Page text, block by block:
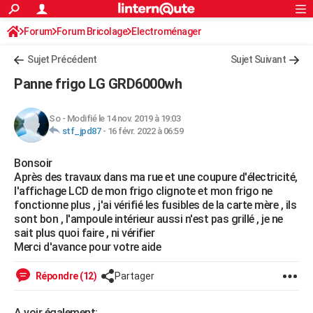
ACTUALITÉS
Politique
Société
Faits Divers
Education
Monde
Villes
+
Retraite
Impôts
Epargne
Immobilier
Risques naturels par ville
Banque
Assurance
Crédit
AUTO
HIGH-TECH
Mobiles
Meilleur smartphone
Internet
Ordinateurs
Jeux vidéo
Guide high-tech
+BRICOLAGE
Forum
Aménagement intérieur
Extérieur
Cuisine
Salle de bains
Jardinage
Rangement
WEEK-END
Guides de France
Escapades
Patrimoine
Expositions
Musées
Week-end nature
+LIFESTYLE
Art de vivre
Bien-être
Loisirs
Mode
Modes de vie
SANTE
S'inscrire
Connexion
Forum Forum Bricolage Electroménager
Sujet Précédent Sujet Suivant
Panne frigo LG GRD6000wh
So- Modifié le 14 nov. 2019 à 19:03
stf_jpd87- 16 févr. 2022 à 06:59
Bonsoir
Après des travaux dans ma rue et une coupure d'électricité,
l'affichage LCD de mon frigo clignote et mon frigo ne
fonctionne plus , j'ai vérifié les fusibles de la carte mère , ils
sont bon , l'ampoule intérieur aussi n'est pas grillé , je ne
sait plus quoi faire , ni vérifier
Merci d'avance pour votre aide
Répondre (12) Partager